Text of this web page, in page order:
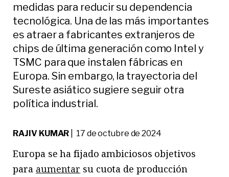
medidas para reducir su dependencia
tecnológica. Una de las más importantes
es atraer a fabricantes extranjeros de
chips de última generación como Intel y
TSMC para que instalen fábricas en
Europa. Sin embargo, la trayectoria del
Sureste asiático sugiere seguir otra
política industrial.
RAJIV KUMAR | 17 de octubre de 2024
Europa se ha fijado ambiciosos objetivos
para aumentar su cuota de producción